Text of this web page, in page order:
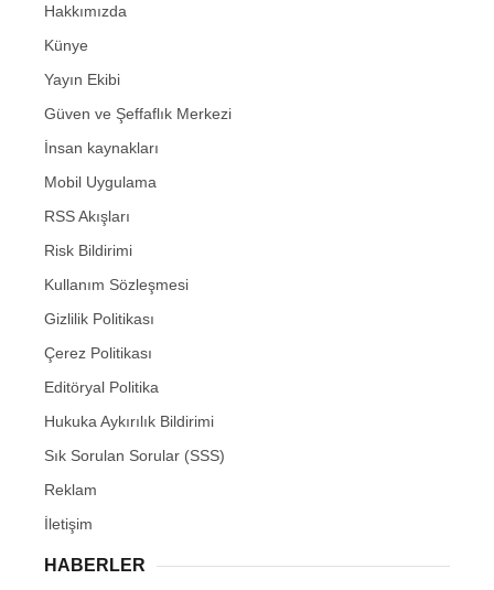
Hakkımızda
Künye
Yayın Ekibi
Güven ve Şeffaflık Merkezi
İnsan kaynakları
Mobil Uygulama
RSS Akışları
Risk Bildirimi
Kullanım Sözleşmesi
Gizlilik Politikası
Çerez Politikası
Editöryal Politika
Hukuka Aykırılık Bildirimi
Sık Sorulan Sorular (SSS)
Reklam
İletişim
HABERLER